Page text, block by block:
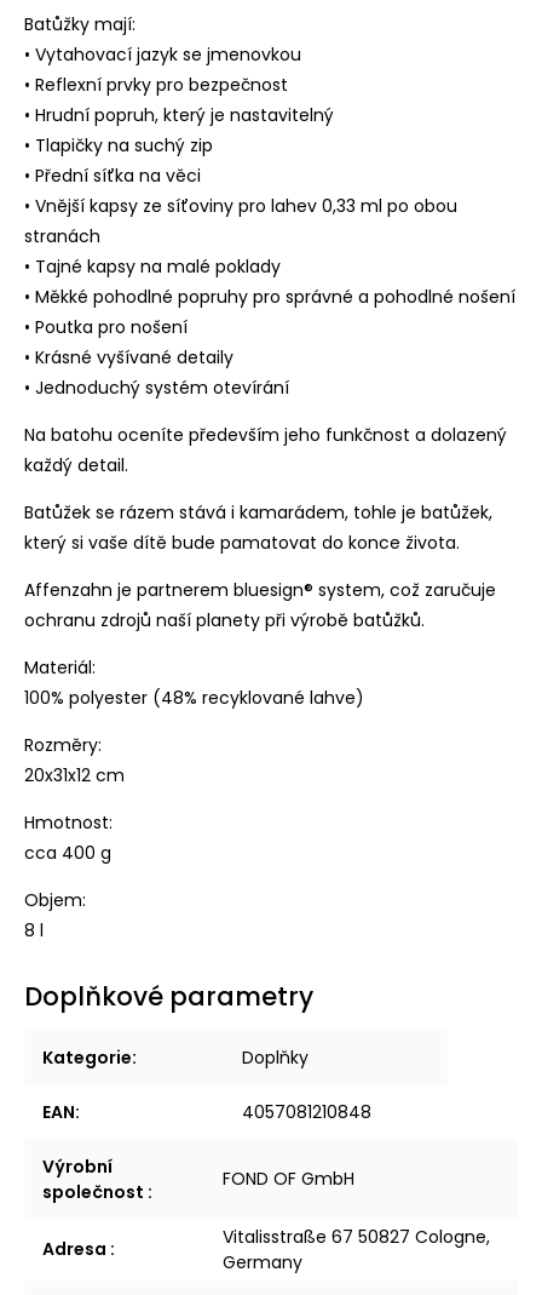
Batůžky mají:
• Vytahovací jazyk se jmenovkou
• Reflexní prvky pro bezpečnost
• Hrudní popruh, který je nastavitelný
• Tlapičky na suchý zip
• Přední síťka na věci
• Vnější kapsy ze síťoviny pro lahev 0,33 ml po obou
stranách
• Tajné kapsy na malé poklady
• Měkké pohodlné popruhy pro správné a pohodlné nošení
• Poutka pro nošení
• Krásné vyšívané detaily
• Jednoduchý systém otevírání
Na batohu oceníte především jeho funkčnost a dolazený
každý detail.
Batůžek se rázem stává i kamarádem, tohle je batůžek,
který si vaše dítě bude pamatovat do konce života.
Affenzahn je partnerem bluesign® system, což zaručuje
ochranu zdrojů naší planety při výrobě batůžků.
Materiál:
100% polyester (48% recyklované lahve)
Rozměry:
20x31x12 cm
Hmotnost:
cca 400 g
Objem:
8 l
Doplňkové parametry
Kategorie: Doplňky
EAN: 4057081210848
Výrobní
společnost :
FOND OF GmbH
Adresa :
Vitalisstraße 67 50827 Cologne,
Germany